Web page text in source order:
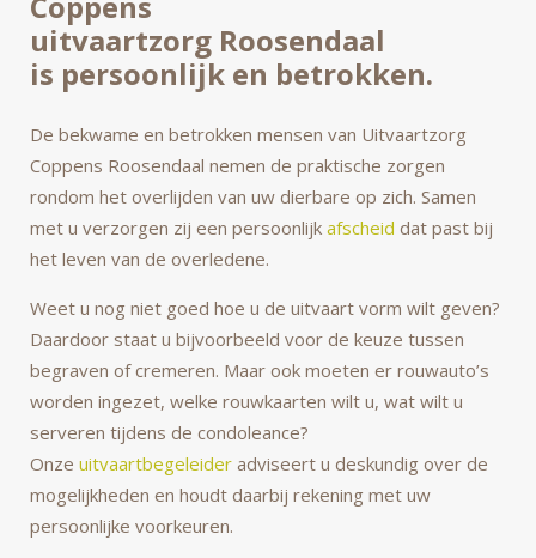
uitvaartzorg Roosendaal
is persoonlijk en betrokken.
De bekwame en betrokken mensen van Uitvaartzorg
Coppens Roosendaal nemen de praktische zorgen
rondom het overlijden van uw dierbare op zich. Samen
met u verzorgen zij een persoonlijk afscheid dat past bij
het leven van de overledene.
Weet u nog niet goed hoe u de uitvaart vorm wilt geven?
Daardoor staat u bijvoorbeeld voor de keuze tussen
begraven of cremeren. Maar ook moeten er rouwauto’s
worden ingezet, welke rouwkaarten wilt u, wat wilt u
serveren tijdens de condoleance?
Onze uitvaartbegeleider adviseert u deskundig over de
mogelijkheden en houdt daarbij rekening met uw
persoonlijke voorkeuren.